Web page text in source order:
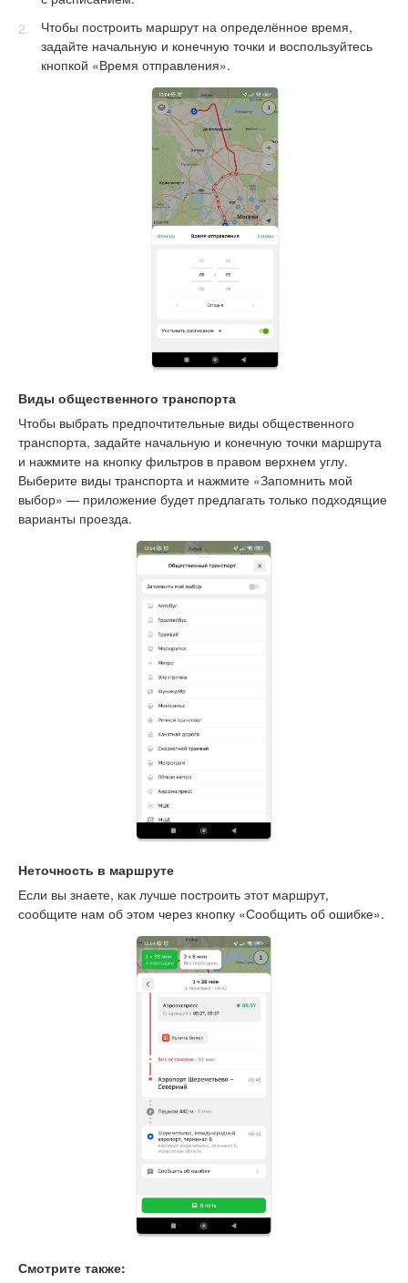
Чтобы построить маршрут на определённое время,
задайте начальную и конечную точки и воспользуйтесь
кнопкой «Время отправления».
Виды общественного транспорта
Чтобы выбрать предпочтительные виды общественного
транспорта, задайте начальную и конечную точки маршрута
и нажмите на кнопку фильтров в правом верхнем углу.
Выберите виды транспорта и нажмите «Запомнить мой
выбор» — приложение будет предлагать только подходящие
варианты проезда.
Неточность в маршруте
Если вы знаете, как лучше построить этот маршрут,
сообщите нам об этом через кнопку «Сообщить об ошибке».
Смотрите также: